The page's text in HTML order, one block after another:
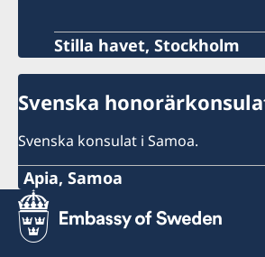
Stilla havet, Stockholm
Svenska
Svenska konsulat i Samoa.
Apia, Samoa
Tel:
+685 7744885